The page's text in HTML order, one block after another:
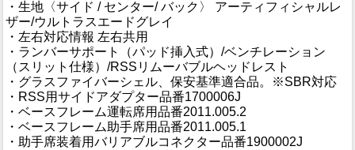
・生地〈サイド / センター/ バック〉 アーティフィシャルレ
ザー/ウルトラスエードグレイ
・左右対応情報 左右共用
・ランバーサポート（パッド挿入式）/ベンチレーション
（スリット仕様）/RSSリムーバブルヘッドレスト
・グラスファイバーシェル、保安基準適合品。※SBR対応
・RSS用サイドアダプター品番1700006J
・ベースフレーム運転席用品番2011.005.2
・ベースフレーム助手席用品番2011.005.1
・助手席装着用バリアブルコネクター品番1900002J